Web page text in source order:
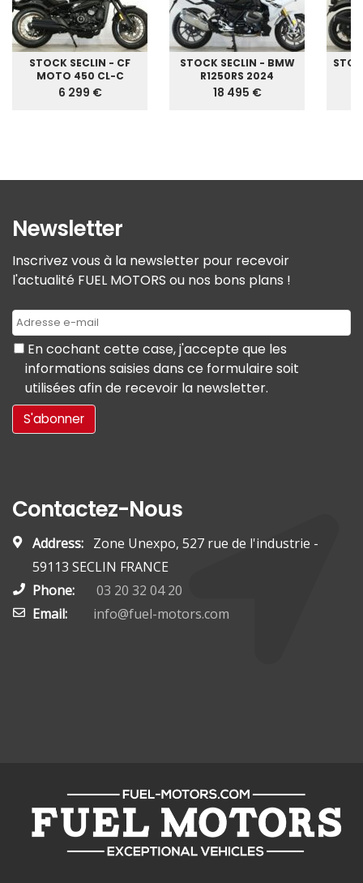
STOCK SECLIN - CF
MOTO 450 CL-C
6 299 €
STOCK SECLIN - BMW
R1250RS 2024
18 495 €
Newsletter
Inscrivez vous à la newsletter pour recevoir
l'actualité FUEL MOTORS ou nos bons plans !
En cochant cette case, j'accepte que les
informations saisies dans ce formulaire soit
utilisées afin de recevoir la newsletter.
Contactez-Nous
Address: Zone Unexpo, 527 rue de l'industrie -
59113 SECLIN FRANCE
Phone:
03 20 32 04 20
Email:
info@fuel-motors.com